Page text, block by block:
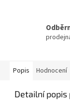
Popis Hodnocení
Detailní popis